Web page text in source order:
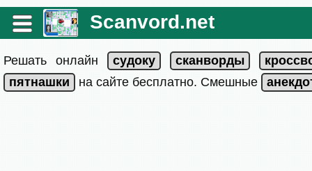
Scanvord.net
Решать онлайн
на сайте бесплатно. Смешные